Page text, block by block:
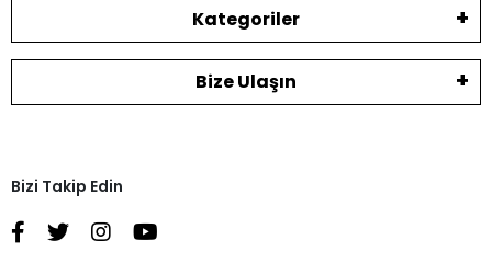
Kategoriler
Bize Ulaşın
Bizi Takip Edin